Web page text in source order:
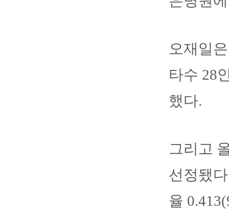
오재일
타수 28
했다.
그리고
선정됐
율